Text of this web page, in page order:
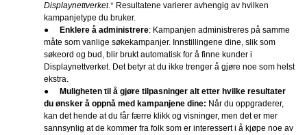
Displaynettverket.* Resultatene varierer avhengig av hvilken
kampanjetype du bruker.
●
Enklere å administrere: Kampanjen administreres på samme
måte som vanlige søkekampanjer. Innstillingene dine, slik som
søkeord og bud, blir brukt automatisk for å finne kunder i
Displaynettverket. Det betyr at du ikke trenger å gjøre noe som helst
ekstra.
●
Muligheten til å gjøre tilpasninger alt etter hvilke resultater
du ønsker å oppnå med kampanjene dine: Når du oppgraderer,
kan det hende at du får færre klikk og visninger, men det er mer
sannsynlig at de kommer fra folk som er interessert i å kjøpe noe av